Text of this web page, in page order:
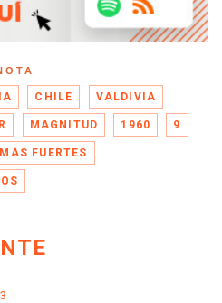
CHILE VALDIVIA
MAGNITUD 1960 9
FUERTES